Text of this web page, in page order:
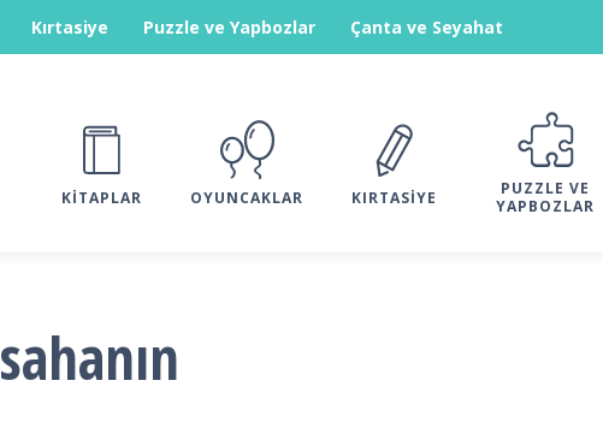
Kırtasiye Puzzle ve Yapbozlar Çanta ve Seyahat
KITAPLAR OYUNCAKLAR KIRTASIYE
PUZZLE VE
YAPBOZLAR
sahanın